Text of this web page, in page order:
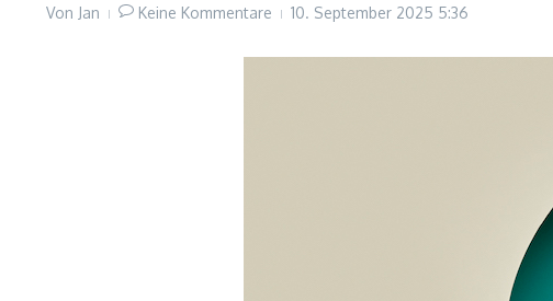
Von Jan Keine Kommentare 10. September 2025 5:36